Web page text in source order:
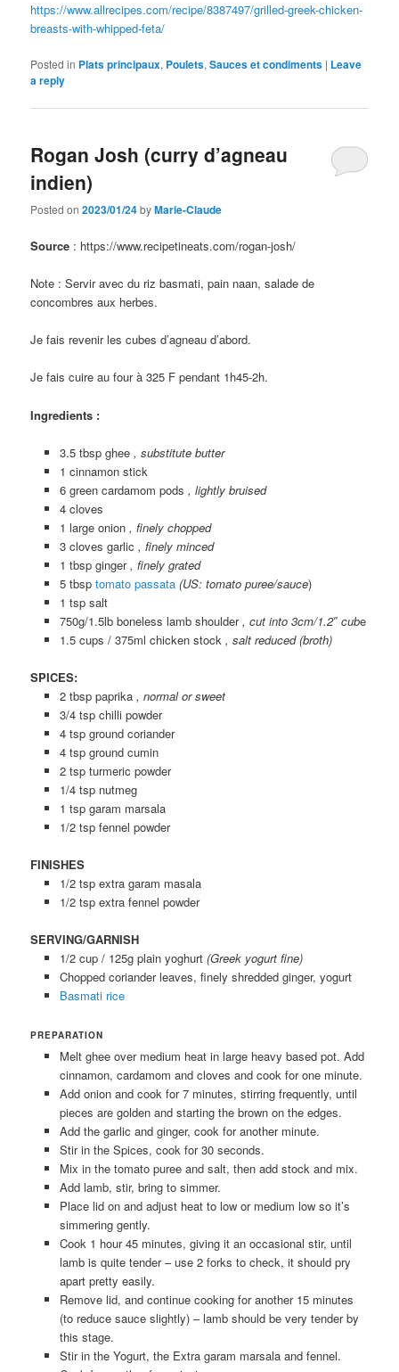
https://www.allrecipes.com/recipe/8387497/grilled-greek-chicken-
breasts-with-whipped-feta/
Posted in Plats principaux, Poulets,Sauces et condiments | Leave
a reply
Rogan Josh (curry d’agneau
indien)
Posted on2023/01/24byMarie-Claude
Source : https://www.recipetineats.com/rogan-josh/
Note : Servir avec du riz basmati, pain naan, salade de
concombres aux herbes.
Je fais revenir les cubes d’agneau d’abord.
Je fais cuire au four à 325 F pendant 1h45-2h.
Ingredients :
3.5 tbsp ghee , substitute butter
1 cinnamon stick
6 green cardamom pods , lightly bruised
4 cloves
1 large onion , finely chopped
3 cloves garlic , finely minced
1 tbsp ginger , finely grated
5 tbsp tomato passata (US: tomato puree/sauce)
1 tsp salt
750g/1.5lb boneless lamb shoulder , cut into 3cm/1.2″ cube
1.5 cups / 375ml chicken stock , salt reduced (broth)
SPICES:
2 tbsp paprika , normal or sweet
3/4 tsp chilli powder
4 tsp ground coriander
4 tsp ground cumin
2 tsp turmeric powder
1/4 tsp nutmeg
1 tsp garam marsala
1/2 tsp fennel powder
FINISHES
1/2 tsp extra garam masala
1/2 tsp extra fennel powder
SERVING/GARNISH
1/2 cup / 125g plain yoghurt (Greek yogurt fine)
Chopped coriander leaves, finely shredded ginger, yogurt
Basmati rice
PREPARATION
Melt ghee over medium heat in large heavy based pot. Add
cinnamon, cardamom and cloves and cook for one minute.
Add onion and cook for 7 minutes, stirring frequently, until
pieces are golden and starting the brown on the edges.
Add the garlic and ginger, cook for another minute.
Stir in the Spices, cook for 30 seconds.
Mix in the tomato puree and salt, then add stock and mix.
Add lamb, stir, bring to simmer.
Place lid on and adjust heat to low or medium low so it’s
simmering gently.
Cook 1 hour 45 minutes, giving it an occasional stir, until
lamb is quite tender – use 2 forks to check, it should pry
apart pretty easily.
Remove lid, and continue cooking for another 15 minutes
(to reduce sauce slightly) – lamb should be very tender by
this stage.
Stir in the Yogurt, the Extra garam marsala and fennel.